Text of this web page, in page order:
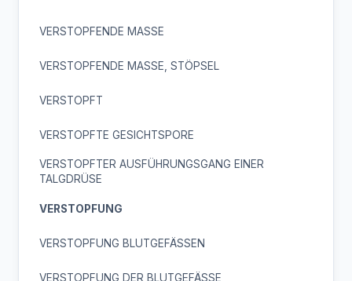
VERSTOPFENDE MASSE
VERSTOPFENDE MASSE, STÖPSEL
VERSTOPFT
VERSTOPFTE GESICHTSPORE
VERSTOPFTER AUSFÜHRUNGSGANG EINER
TALGDRÜSE
VERSTOPFUNG
VERSTOPFUNG BLUTGEFÄSSEN
VERSTOPFUNG DER BLUTGEFÄSSE